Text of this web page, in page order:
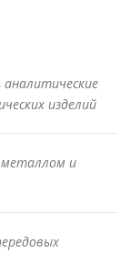
аналитические
изделий
металлом и